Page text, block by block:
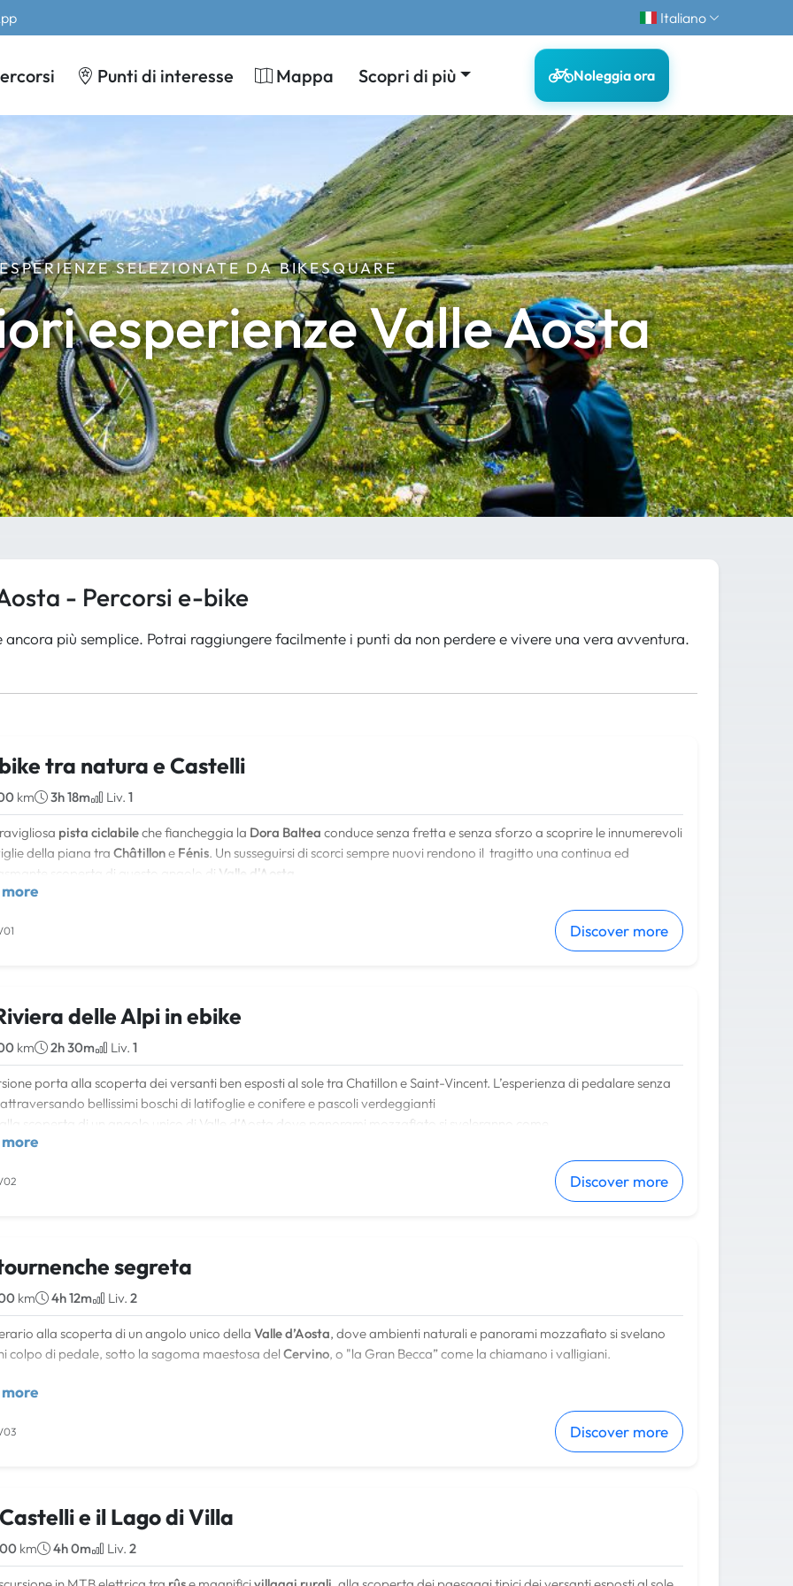
Italiano
Punti di interesse Mappa Scopri di più Noleggia ora
ESPERIENZE SELEZIONATE DA BIKESQUARE
esperienze Valle Aosta
- Percorsi e-bike
ancora più semplice. Potrai raggiungere facilmente i punti da non perdere e vivere una vera avventura.
tra natura e Castelli
km 3h 18m Liv. 1
pista ciclabileche fiancheggia la Dora Baltea conduce senza fretta e senza sforzo a scoprire le innumerevoli
della piana tra Châtillone Fénis. Un susseguirsi di scorci sempre nuovi rendono il tragitto una continua ed
scoperta di questo angolo di Valle d'Aosta
con la bici elettrica attraversa ampi prati, coltivi di fondovalle, aree naturali e diversi castelli tra i quali ilBaron
,
more
Discover more
delle Alpi in ebike
km 2h 30m Liv. 1
porta alla scoperta dei versanti ben esposti al sole tra Chatillon e Saint-Vincent. L’esperienza di pedalare senza
bellissimi boschi di latifoglie e conifere e pascoli verdeggianti
alla scoperta di un angolo unico di Valle d’Aosta dove panorami mozzafiato si sveleranno come
e lo sguardo sarà rapito dalle imponenti montagne e dagli antichi castelli medioevali a guardia della valle
more
Discover more
segreta
km 4h 12m Liv. 2
alla scoperta di un angolo unico della Valle d’Aosta, dove ambienti naturali e panorami mozzafiato si svelano
colpo di pedale, sotto la sagoma maestosa del Cervino, o "la Gran Becca” come la chiamano i valligiani.
fra bellissimi
, Perla delle Alpi e unico comune italiano
perfettamente ristrutturati e recuperati a scopo etnografico.
tecniche
more
Discover more
e il Lago di Villa
km 4h 0m Liv. 2